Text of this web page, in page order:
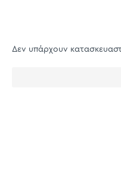
Δεν υπάρχουν